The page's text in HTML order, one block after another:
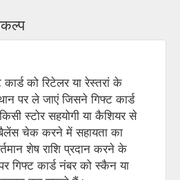
को रिटेलर या रेस्तरां के
पर ले जाएं जिसने गिफ्ट कार्ड
स्टोर सहयोगी या कैशियर से
चेक करने में सहायता का
शेष राशि प्रदान करने के
गिफ्ट कार्ड नंबर को स्कैन या